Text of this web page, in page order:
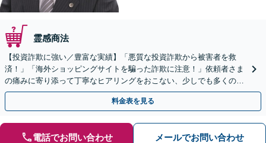
霊感商法
【投資詐欺に強い／豊富な実績】「悪質な投資詐欺から被害者を救
済！」「海外ショッピングサイトを騙った詐欺に注意！」依頼者さま
の痛みに寄り添って丁寧なヒアリングをおこない、少しでも多くの返
金が得られるよう尽力します！
料金表を見る
電話でお問い合わせ メールでお問い合わせ